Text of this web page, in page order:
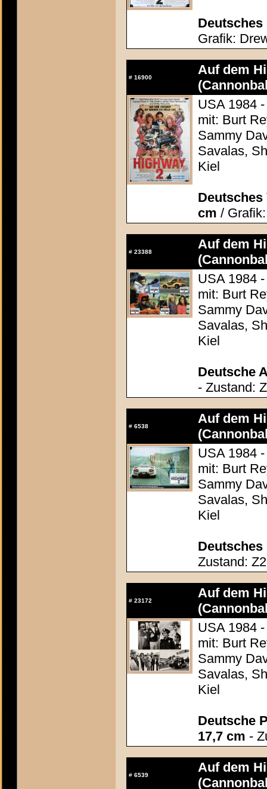
Deutsches
Grafik:
# 16900
Auf dem
USA 1984
mit: Burt
Sammy
Savalas,
Kiel
Deutsches
cm /
# 23388
Auf dem
USA 1984
mit: Burt
Sammy
Savalas,
Kiel
Deutsche
- Zustand:
# 6538
Auf dem
USA 1984
mit: Burt
Sammy
Savalas,
Kiel
Deutsches
Zustand:
# 23172
Auf dem
USA 1984
mit: Burt
Sammy
Savalas,
Kiel
Deutsche
17,7 cm -
# 6539
Auf dem